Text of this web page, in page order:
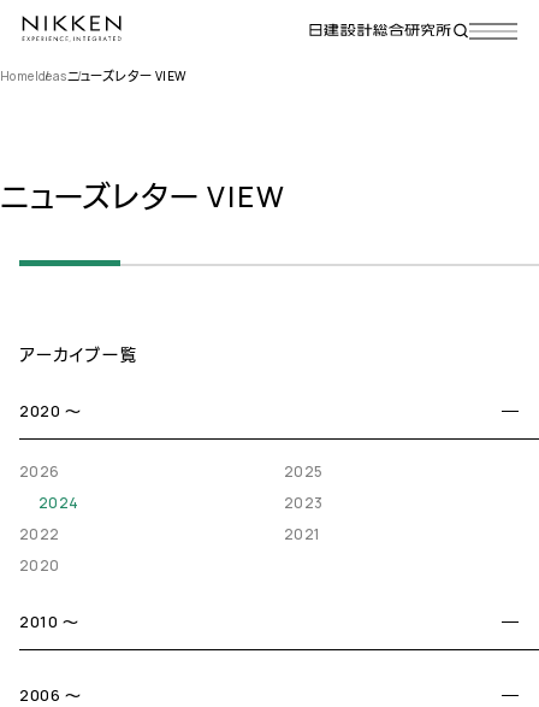
HomeIdeasニューズレター VIEW
ニューズレター VIEW
アーカイブ一覧
2020 〜
2026
2025
2024
2023
2022
2021
2020
2010 〜
2006 〜